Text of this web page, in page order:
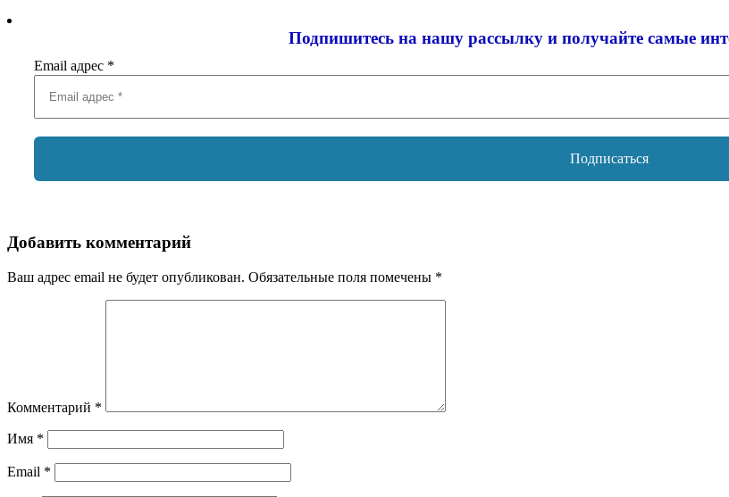
Подпишитесь на нашу рассылку и получайте самые
Email адрес *
Добавить комментарий
Ваш адрес email не будет опубликован. Обязательные поля помечены *
Комментарий *
Имя *
Email *